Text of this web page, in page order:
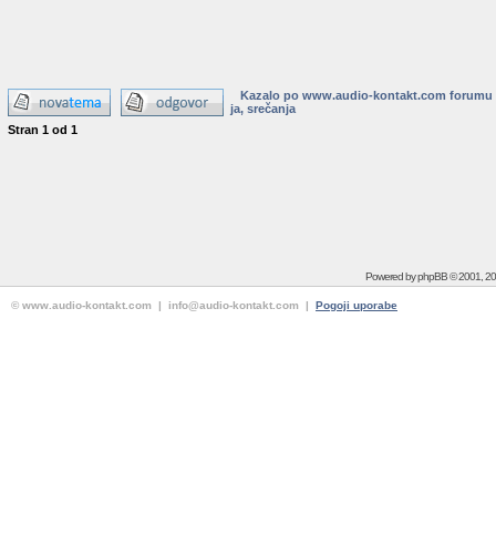
Kazalo po www.audio-kontakt.com forumu
ja, srečanja
Stran 1 od 1
Powered byphpBB© 2001,
© www.audio-kontakt.com | info@audio-kontakt.com | Pogoji uporabe